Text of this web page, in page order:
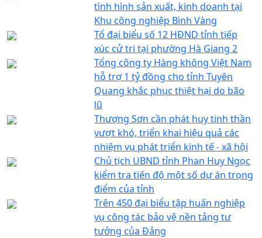
tình hình sản xuất, kinh doanh tại
Khu công nghiệp Bình Vàng
Tổ đại biểu số 12 HĐND tỉnh tiếp
xúc cử tri tại phường Hà Giang 2
Tổng công ty Hàng không Việt Nam
hỗ trợ 1 tỷ đồng cho tỉnh Tuyên
Quang khắc phục thiệt hại do bão
lũ
Thượng Sơn cần phát huy tinh thần
vượt khó, triển khai hiệu quả các
nhiệm vụ phát triển kinh tế - xã hội
Chủ tịch UBND tỉnh Phan Huy Ngọc
kiểm tra tiến độ một số dự án trọng
điểm của tỉnh
Trên 450 đại biểu tập huấn nghiệp
vụ công tác bảo vệ nền tảng tư
tưởng của Đảng